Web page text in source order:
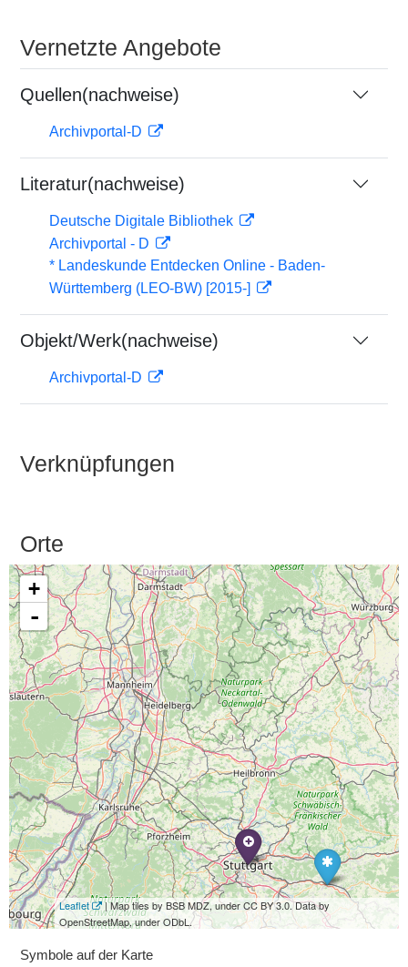
Vernetzte Angebote
Quellen(nachweise)
Archivportal-D
Literatur(nachweise)
Deutsche Digitale Bibliothek
Archivportal - D
* Landeskunde Entdecken Online - Baden-
Württemberg (LEO-BW) [2015-]
Objekt/Werk(nachweise)
Archivportal-D
Verknüpfungen
Orte
+
-
Leaflet
| Map tiles by BSB MDZ, under CC BY 3.0. Data by
OpenStreetMap, under ODbL.
Symbole auf der Karte